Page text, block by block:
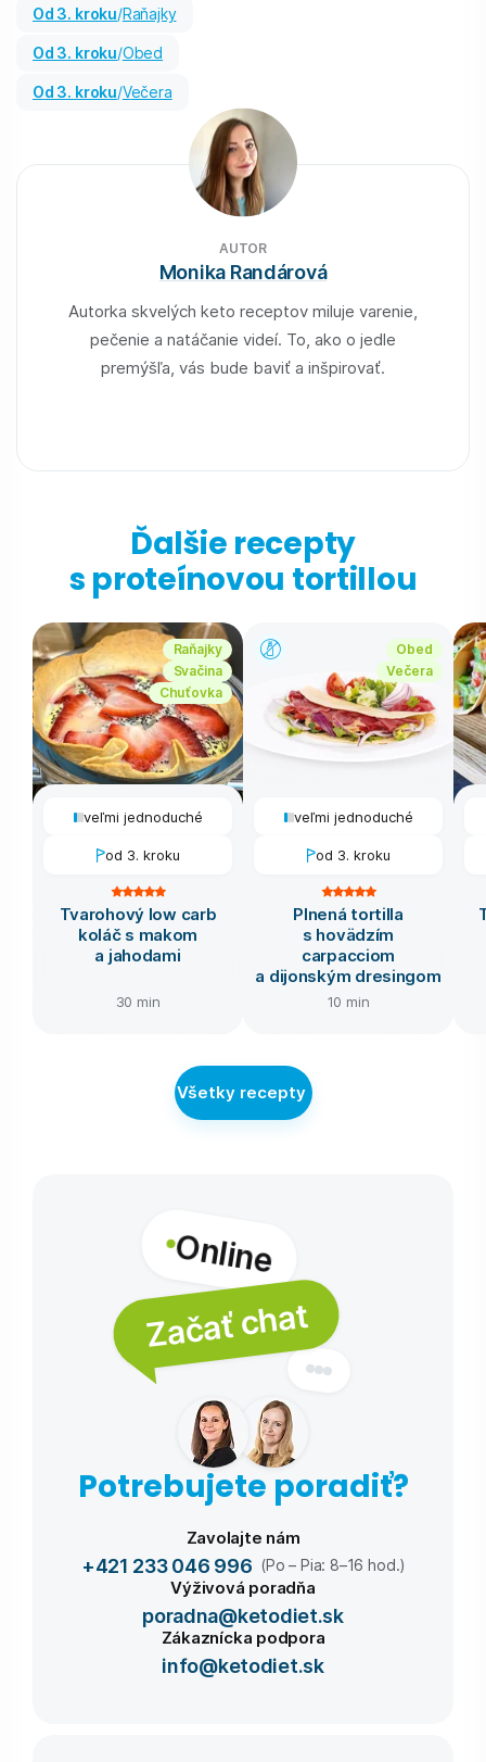
od 3. kroku/ Raňajky
od 3. kroku/ Obed
od 3. kroku/ Večera
AUTOR
Monika Randárová
Autorka skvelých keto receptov miluje varenie,
pečenie a natáčanie videí. To, ako o jedle
premýšľa, vás bude baviť a inšpirovať.
Ďalšie recepty
s proteínovou tortillou
Raňajky
Svačina
Chuťovka
veľmi jednoduché
od 3. kroku
Tvarohový low carb
koláč s makom
a jahodami
30 min
Obed
Večera
veľmi jednoduché
od 3. kroku
Plnená tortilla
s hovädzím
carpacciom
a dijonským dresingom
10 min
Všetky recepty
Online
Začať chat
Potrebujete poradiť?
Zavolajte nám
+421 233 046 996 (Po – Pia: 8–16 hod.)
Výživová poradňa
poradna@ketodiet.sk
Zákaznícka podpora
info@ketodiet.sk